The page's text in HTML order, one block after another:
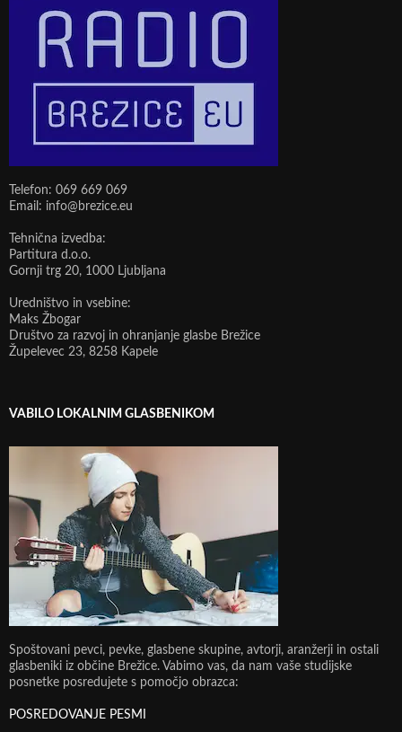
Telefon: 069 669 069
Email: info@brezice.eu
Tehnična izvedba:
Partitura d.o.o.
Gornji trg 20, 1000 Ljubljana
Uredništvo in vsebine:
Maks Žbogar
Društvo za razvoj in ohranjanje glasbe Brežice
Župelevec 23, 8258 Kapele
VABILO LOKALNIM GLASBENIKOM
Spoštovani pevci, pevke, glasbene skupine, avtorji, aranžerji in ostali
glasbeniki iz občine Brežice. Vabimo vas, da nam vaše studijske
posnetke posredujete s pomočjo obrazca:
POSREDOVANJE PESMI